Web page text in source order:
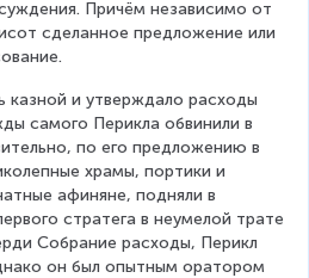
Причём независимо от
сделанное предложение или
казной и утверждало расходы
самого Перикла обвинили в
по его предложению в
храмы, портики и
афиняне, подняли в
стратега в неумелой трате
Собрание расходы, Перикл
он был опытным оратором